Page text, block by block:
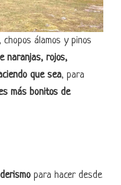
chopos álamos y pinos
naranjas, rojos,
que sea, para
más bonitos de
para hacer desde